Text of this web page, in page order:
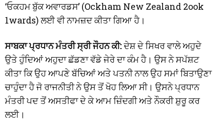
‘ਓਕਹਮ ਬੁੱਕ ਅਵਾਰਡਸ’ (Ockham New Zealand 2ook
1wards) ਲਈ ਵੀ ਨਾਮਜ਼ਦ ਕੀਤਾ ਗਿਆ ਹੈ।
ਸਾਬਕਾ ਪ੍ਰਧਾਨ ਮੰਤਰੀ ਸ੍ਰੀ ਜੌਹਨ ਕੀ:ਦੇਸ਼ ਦੇ ਸਿਖਰ ਵਾਲੇ ਅਹੁਦੇ
ਉਤੇ ਹੁੰਦਿਆਂ ਅਹੁਦਾ ਛੱਡਣਾ ਵੱਡੇ ਜੇਰੇ ਦਾ ਕੰਮ ਹੈ। ਉਸ ਨੇ ਸਪੱਸ਼ਟ
ਕੀਤਾ ਕਿ ਉਹ ਆਪਣੇ ਬੱਚਿਆਂ ਅਤੇ ਪਤਨੀ ਨਾਲ ਉਹ ਸਮਾਂ ਬਿਤਾਉਣਾ
ਚਾਹੁੰਦਾ ਹੈ ਜੋ ਰਾਜਨੀਤੀ ਨੇ ਉਸ ਤੋਂ ਖੋਹ ਲਿਆ ਸੀ। ਉਸਨੇ ਪ੍ਰਧਾਨ
ਮੰਤਰੀ ਪਦ ਤੋਂ ਅਸਤੀਫਾ ਦੇ ਕੇ ਆਮ ਜ਼ਿੰਦਗੀ ਅਤੇ ਨੌਕਰੀ ਸ਼ੁਰੂ ਕਰ
ਲਈ।